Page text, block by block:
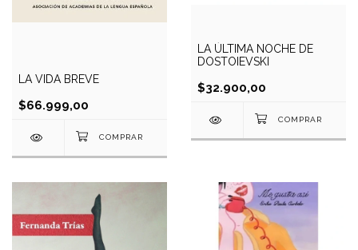
LA VIDA BREVE
$66.999,00
LA ÚLTIMA NOCHE DE
DOSTOIEVSKI
$32.900,00